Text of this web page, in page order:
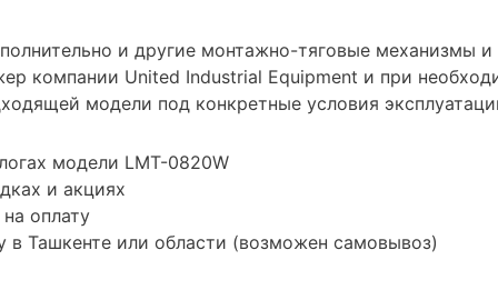
и другие монтажно-тяговые механизмы
компании United Industrial Equipment и при
модели под конкретные условия
модели LMT-0820W
и акциях
оплату
в Ташкенте или области (возможен самовывоз)